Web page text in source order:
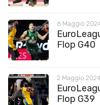
6 Maggio
Flop G40
2 Maggio
Flop G39